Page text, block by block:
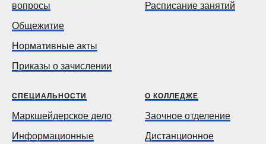
вопросы
Общежитие
Нормативные акты
Приказы о зачислении
Расписание занятий
СПЕЦИАЛЬНОСТИ
Маркшейдерское дело
Информационные
О КОЛЛЕДЖЕ
Заочное отделение
Дистанционное